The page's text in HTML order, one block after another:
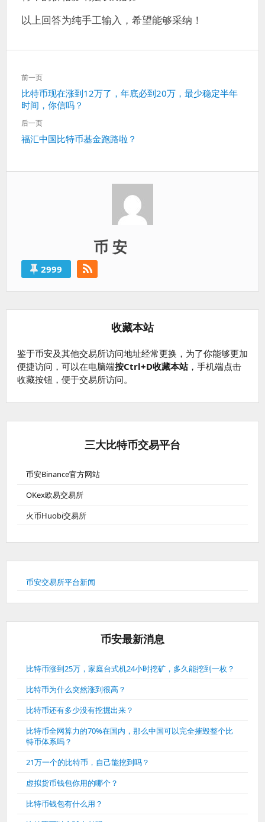
以上回答为纯手工输入，希望能够采纳！
文
章
导
航
前一页
上
一
篇：
比特币现在涨到12万了，年底必到20万，最少稳定半年
时间，你信吗？
后一页
下
福汇中国比特币基金跑路啦？
币 安
2999
收藏本站
鉴于币安及其他交易所访问地址经常更换，为了你能够更加
便捷访问，可以在电脑端按Ctrl+D收藏本站，手机端点击
收藏按钮，便于交易所访问。
三大比特币交易平台
币安Binance官方网站
OKex欧易交易所
火币Huobi交易所
币安交易所平台新闻
币安最新消息
比特币涨到25万，家庭台式机24小时挖矿，多久能挖到一枚？
比特币为什么突然涨到很高？
比特币还有多少没有挖掘出来？
比特币全网算力的70%在国内，那么中国可以完全摧毁整个比
特币体系吗？
21万一个的比特币，自己能挖到吗？
虚拟货币钱包你用的哪个？
比特币钱包有什么用？